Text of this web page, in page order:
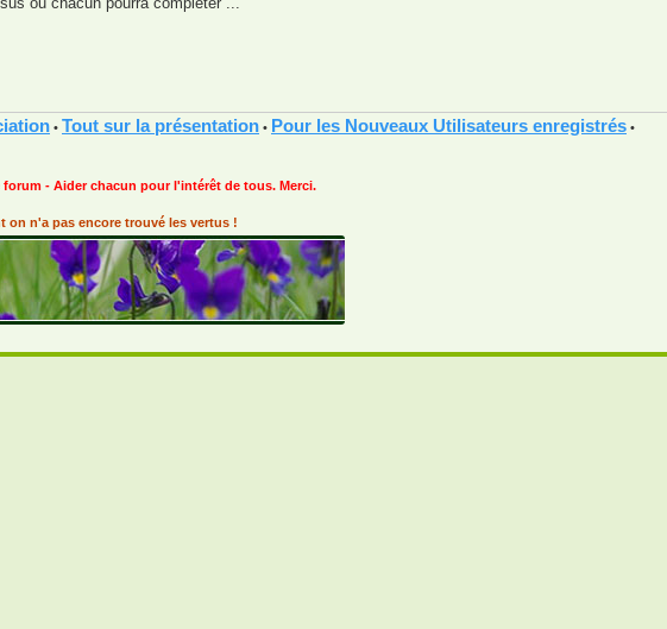
• Tout sur la présentation • Pour les Nouveaux Utilisateurs enregistrés •
- Aider chacun pour l'intérêt de tous. Merci.
on n'a pas encore trouvé les vertus !